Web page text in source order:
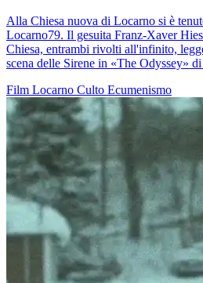
Alla Chiesa nuova di Locarno si è
Locarno79. Il gesuita Franz-Xaver
Chiesa, entrambi rivolti all'infinito,
scena delle Sirene in «The Odyssey»
Film Locarno Culto Ecumenismo